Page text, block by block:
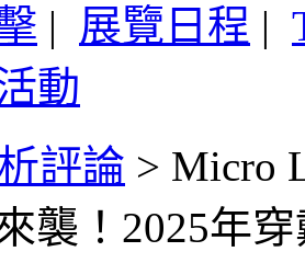
| 展覽日程 |
動
評論 > Micro
襲！2025年